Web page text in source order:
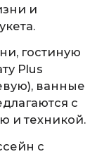
и
гостиную
Plus
ванные
с
и техникой.
с